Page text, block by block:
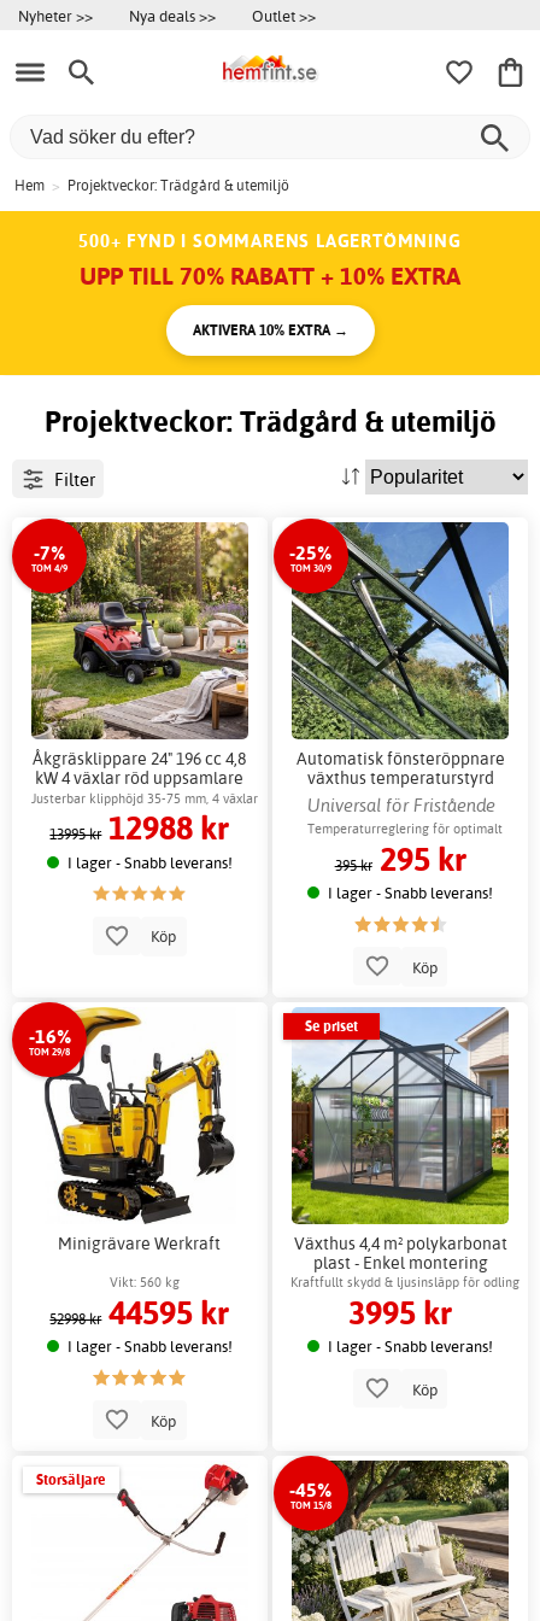
Nyheter >> Nya deals >> Outlet >>
Hem > Projektveckor: Trädgård & utemiljö
500+ FYND I SOMMARENS LAGERTÖMNING
UPP TILL 70% RABATT + 10% EXTRA
AKTIVERA 10% EXTRA →
Projektveckor: Trädgård & utemiljö
Filter
-7%
TOM 4/9
Åkgräsklippare 24" 196 cc 4,8
kW 4 växlar röd uppsamlare
150L
Justerbar klipphöjd 35-75 mm, 4 växlar
13995 kr 12988 kr
I lager - Snabb leverans!
Köp
-25%
TOM 30/9
Automatisk fönsteröppnare
växthus temperaturstyrd
ventilation
Universal för Fristående
växthus
Temperaturreglering för optimalt
växtklimat
395 kr 295 kr
I lager - Snabb leverans!
Köp
-16%
TOM 29/8
Minigrävare Werkraft
Vikt: 560 kg
52998 kr 44595 kr
I lager - Snabb leverans!
Köp
Se priset
Växthus 4,4 m² polykarbonat
plast - Enkel montering
Kraftfullt skydd & ljusinsläpp för odling
3995 kr
I lager - Snabb leverans!
Köp
Storsäljare -45%
TOM 15/8